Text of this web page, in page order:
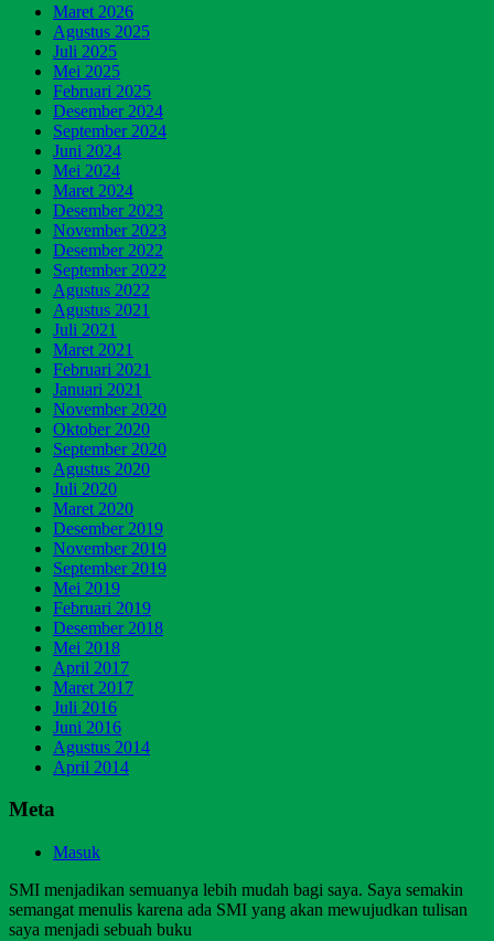
Maret 2026
Agustus 2025
Juli 2025
Mei 2025
Februari 2025
Desember 2024
September 2024
Juni 2024
Mei 2024
Maret 2024
Desember 2023
November 2023
Desember 2022
September 2022
Agustus 2022
Agustus 2021
Juli 2021
Maret 2021
Februari 2021
Januari 2021
November 2020
Oktober 2020
September 2020
Agustus 2020
Juli 2020
Maret 2020
Desember 2019
November 2019
September 2019
Mei 2019
Februari 2019
Desember 2018
Mei 2018
April 2017
Maret 2017
Juli 2016
Juni 2016
Agustus 2014
April 2014
Meta
Masuk
SMI menjadikan semuanya lebih mudah bagi saya. Saya semakin
semangat menulis karena ada SMI yang akan mewujudkan tulisan
saya menjadi sebuah buku